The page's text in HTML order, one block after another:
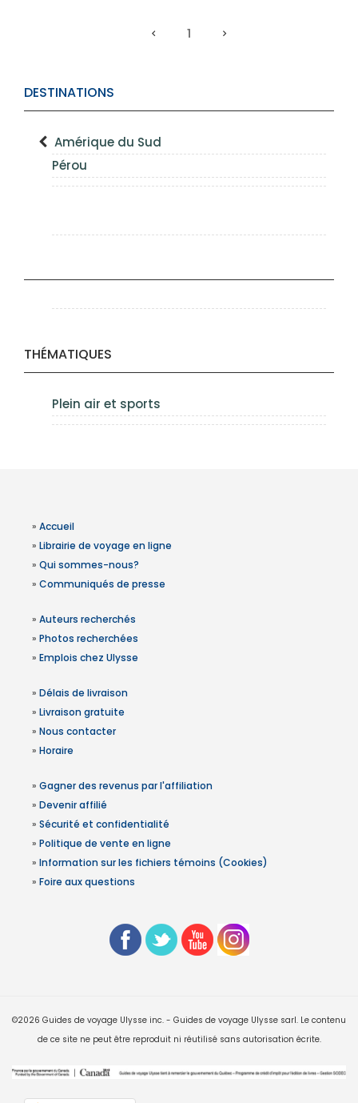
DESTINATIONS
Amérique du Sud
Pérou
THÉMATIQUES
Plein air et sports
1
» Accueil
» Librairie de voyage en ligne
» Qui sommes-nous?
» Communiqués de presse
» Auteurs recherchés
» Photos recherchées
» Emplois chez Ulysse
» Délais de livraison
» Livraison gratuite
» Nous contacter
» Horaire
» Gagner des revenus par l'affiliation
» Devenir affilié
» Sécurité et confidentialité
» Politique de vente en ligne
» Information sur les fichiers témoins (Cookies)
» Foire aux questions
©2026 Guides de voyage Ulysse inc. - Guides de voyage Ulysse sarl. Le contenu
de ce site ne peut être reproduit ni réutilisé sans autorisation écrite.